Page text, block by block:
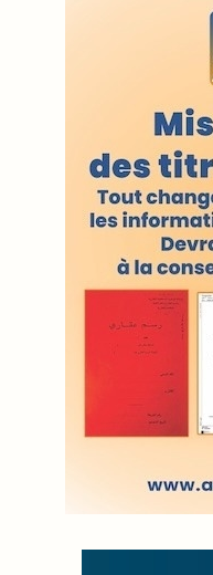
A
VOS
Copyright ©
Ce site utilise Google
autorisez à déposer un
Plan du